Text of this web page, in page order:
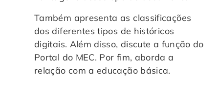
Também apresenta as classificações
dos diferentes tipos de históricos
digitais. Além disso, discute a função do
Portal do MEC. Por fim, aborda a
relação com a educação básica.